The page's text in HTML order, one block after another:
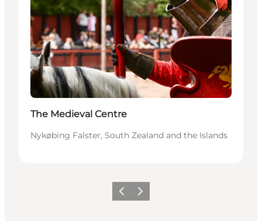
The Medieval Centre
Nykøbing Falster, South Zealand and the Islands
PrécédentSuivant